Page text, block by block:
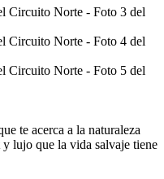
te acerca a la naturaleza
lujo que la vida salvaje tiene